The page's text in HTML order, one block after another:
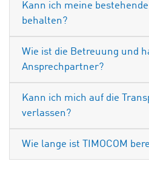
Kann ich meine
behalten?
Wie ist die Betreuung und
Ansprechpartner?
Kann ich mich auf die
verlassen?
Wie lange ist TIMOCOM